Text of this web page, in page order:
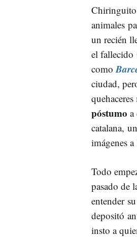
animales
un recién
el fallecido
como
ciudad,
póstumo a
catalana, un
imágenes
Todo
pasado de
entender
depositó
insto a